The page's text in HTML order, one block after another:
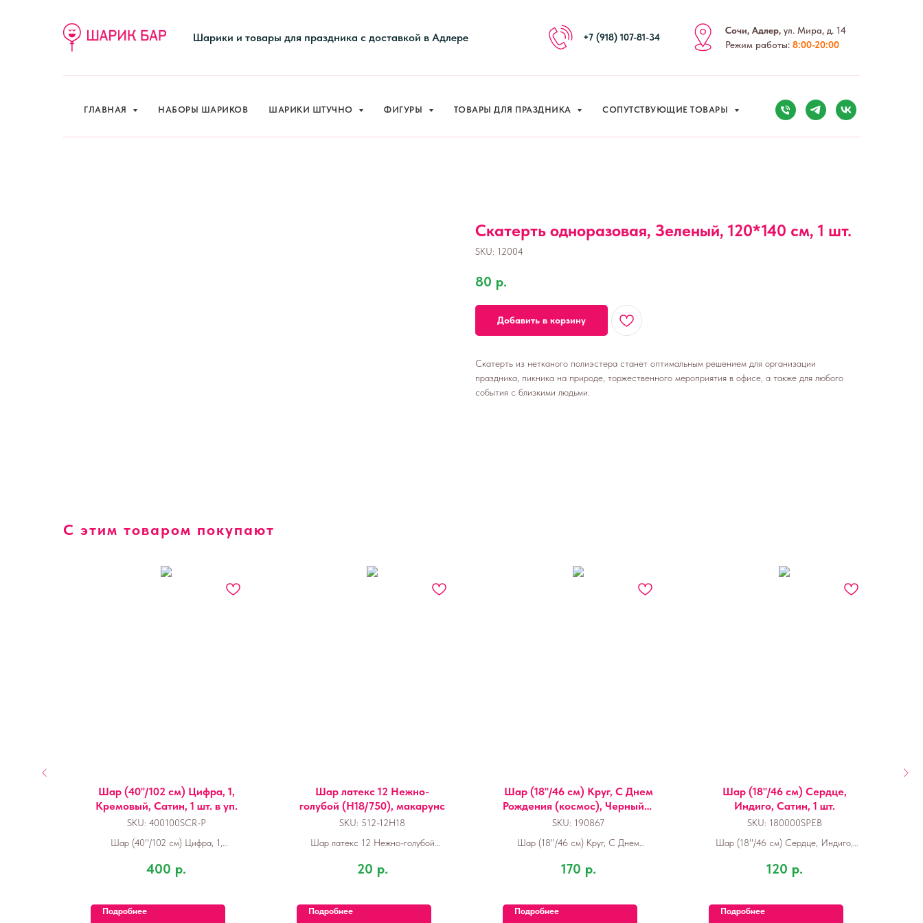
Шарики и товары для праздника с доставкой в Адлере +7 (918) 107-81-34
Сочи, Адлер, ул. Мира, д. 14
Режим работы: 8:00-20:00
ГЛАВНАЯ НАБОРЫ ШАРИКОВ ШАРИКИ ШТУЧНО ФИГУРЫ ТОВАРЫ ДЛЯ ПРАЗДНИКА СОПУТСТВУЮЩИЕ ТОВАРЫ
Скатерть одноразовая, Зеленый, 120*140 см, 1 шт.
SKU: 12004
80 р.
Добавить в корзину
Скатерть из нетканого полиэстера станет оптимальным решением для организации
праздника, пикника на природе, торжественного мероприятия в офисе, а также для любого
события с близкими людьми.
С этим товаром покупают
Шар (40''/102 см) Цифра, 1,
Кремовый, Сатин, 1 шт. в уп.
SKU: 400100SCR-P
Шар (40''/102 см) Цифра, 1,
400 р.
Подробнее
Шар латекс 12 Нежно-
голубой (H18/750), макарунс
SKU: 512-12H18
Шар латекс 12 Нежно-голубой
20 р.
Подробнее
Шар (18''/46 см) Круг, С Днем
Рождения (космос), Черный, 1
шт.
SKU: 190867
Шар (18''/46 см) Круг, С Днем
170 р.
Подробнее
Шар (18''/46 см) Сердце,
Индиго, Сатин, 1 шт.
SKU: 180000SPEB
Шар (18''/46 см) Сердце, Индиго,
120 р.
Подробнее